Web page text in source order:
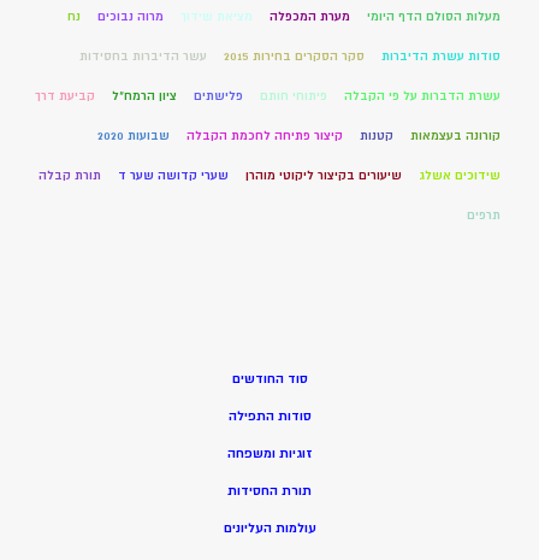
מעלות הסולם הדף היומי מערת המכפלה מציאת שידוך מרוה נבוכים נח
סודות עשרת הדיברות סקר הסקרים בחירות 2015 עשר הדיברות בחסידות
עשרת הדברות על פי הקבלה פיתוחי חותם פלישתים ציון הרמח"ל קביעת דרך
קורונה בעצמאות קטנות קיצור פתיחה לחכמת הקבלה שבועות 2020
שידוכים אשלג שיעורים בקיצור ליקוטי מוהרן שערי קדושה שער ד תורת קבלה
תרפים
סוד החודשים
סודות התפילה
זוגיות ומשפחה
תורת החסידות
עולמות העליונים